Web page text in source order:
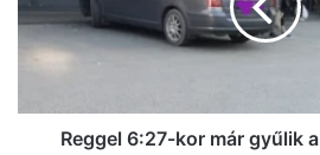
gyűlik
a
Univernél
Kecskeméten…
Reggel 6:27-kor már gyűlik